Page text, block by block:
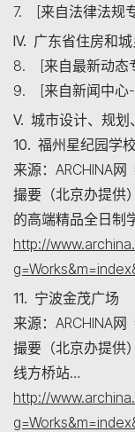
7. [来自法律法规
IV. 广东省住房和
8. [来自最新动态
9. [来自新闻中心-
V. 城市设计、规划
10. 福州星纪园学
来源：ARCHINA网
撮要（北京办提供
的高端精品全日制
http://
11. 宁波金茂广场
来源：ARCHINA网
撮要（北京办提供
线方桥站…
http://